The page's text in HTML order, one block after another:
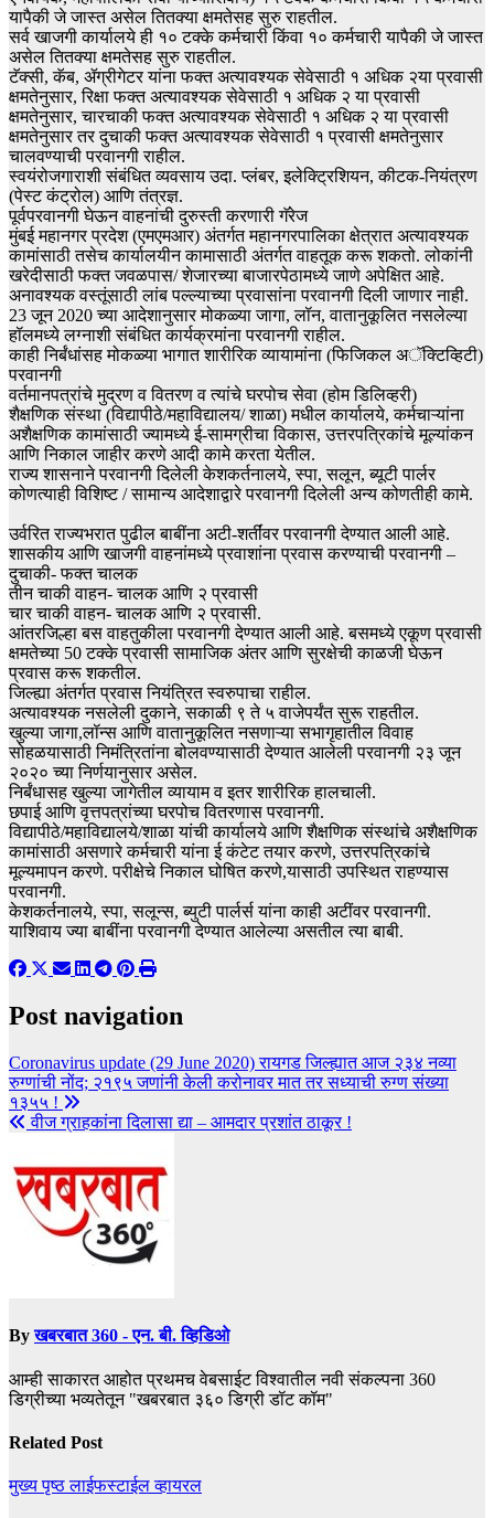
यापैकी जे जास्त असेल तितक्या क्षमतेसह सुरु राहतील.
सर्व खाजगी कार्यालये ही १० टक्के कर्मचारी किंवा १० कर्मचारी यापैकी जे जास्त
असेल तितक्या क्षमतेसह सुरु राहतील.
टॅक्सी, कॅब, ॲग्रीगेटर यांना फक्त अत्यावश्यक सेवेसाठी १ अधिक २या प्रवासी
क्षमतेनुसार, रिक्षा फक्त अत्यावश्यक सेवेसाठी १ अधिक २ या प्रवासी
क्षमतेनुसार, चारचाकी फक्त अत्यावश्यक सेवेसाठी १ अधिक २ या प्रवासी
क्षमतेनुसार तर दुचाकी फक्त अत्यावश्यक सेवेसाठी १ प्रवासी क्षमतेनुसार
चालवण्याची परवानगी राहील.
स्वयंरोजगाराशी संबंधित व्यवसाय उदा. प्लंबर, इलेक्ट्रिशियन, कीटक-नियंत्रण
(पेस्ट कंट्रोल) आणि तंत्रज्ञ.
पूर्वपरवानगी घेऊन वाहनांची दुरुस्ती करणारी गॅरेज
मुंबई महानगर प्रदेश (एमएमआर) अंतर्गत महानगरपालिका क्षेत्रात अत्यावश्यक
कामांसाठी तसेच कार्यालयीन कामासाठी अंतर्गत वाहतूक करू शकतो. लोकांनी
खरेदीसाठी फक्त जवळपास/ शेजारच्या बाजारपेठामध्ये जाणे अपेक्षित आहे.
अनावश्यक वस्तूंसाठी लांब पल्ल्याच्या प्रवासांना परवानगी दिली जाणार नाही.
23 जून 2020 च्या आदेशानुसार मोकळ्या जागा, लॉन, वातानुकूलित नसलेल्या
हॉलमध्ये लग्नाशी संबंधित कार्यक्रमांना परवानगी राहील.
काही निर्बंधांसह मोकळ्या भागात शारीरिक व्यायामांना (फिजिकल अॅक्टिव्हिटी)
परवानगी
वर्तमानपत्रांचे मुद्रण व वितरण व त्यांचे घरपोच सेवा (होम डिलिव्हरी)
शैक्षणिक संस्था (विद्यापीठे/महाविद्यालय/ शाळा) मधील कार्यालये, कर्मचाऱ्यांना
अशैक्षणिक कामांसाठी ज्यामध्ये ई-सामग्रीचा विकास, उत्तरपत्रिकांचे मूल्यांकन
आणि निकाल जाहीर करणे आदी कामे करता येतील.
राज्य शासनाने परवानगी दिलेली केशकर्तनालये, स्पा, सलून, ब्यूटी पार्लर
कोणत्याही विशिष्ट / सामान्य आदेशाद्वारे परवानगी दिलेली अन्य कोणतीही कामे.
उर्वरित राज्यभरात पुढील बाबींना अटी-शर्तींवर परवानगी देण्यात आली आहे.
शासकीय आणि खाजगी वाहनांमध्ये प्रवाशांना प्रवास करण्याची परवानगी –
दुचाकी- फक्त चालक
तीन चाकी वाहन- चालक आणि २ प्रवासी
चार चाकी वाहन- चालक आणि २ प्रवासी.
आंतरजिल्हा बस वाहतुकीला परवानगी देण्यात आली आहे. बसमध्ये एकूण प्रवासी
क्षमतेच्या 50 टक्के प्रवासी सामाजिक अंतर आणि सुरक्षेची काळजी घेऊन
प्रवास करू शकतील.
जिल्ह्या अंतर्गत प्रवास नियंत्रित स्वरुपाचा राहील.
अत्यावश्यक नसलेली दुकाने, सकाळी ९ ते ५ वाजेपर्यंत सुरू राहतील.
खुल्या जागा,लॉन्स आणि वातानुकूलित नसणाऱ्या सभागृहातील विवाह
सोहळयासाठी निमंत्रितांना बोलवण्यासाठी देण्यात आलेली परवानगी २३ जून
२०२० च्या निर्णयानुसार असेल.
निर्बंधासह खुल्या जागेतील व्यायाम व इतर शारीरिक हालचाली.
छपाई आणि वृत्तपत्रांच्या घरपोच वितरणास परवानगी.
विद्यापीठे/महाविद्यालये/शाळा यांची कार्यालये आणि शैक्षणिक संस्थांचे अशैक्षणिक
कामांसाठी असणारे कर्मचारी यांना ई कंटेट तयार करणे, उत्तरपत्रिकांचे
मूल्यमापन करणे. परीक्षेचे निकाल घोषित करणे,यासाठी उपस्थित राहण्यास
परवानगी.
केशकर्तनालये, स्पा, सलून्स, ब्युटी पार्लर्स यांना काही अटींवर परवानगी.
याशिवाय ज्या बाबींना परवानगी देण्यात आलेल्या असतील त्या बाबी.
Post navigation
Coronavirus update (29 June 2020) रायगड जिल्ह्यात आज २३४ नव्या
रुग्णांची नोंद; २१९५ जणांनी केली करोनावर मात तर सध्याची रुग्ण संख्या
१३५५ !
वीज ग्राहकांना दिलासा द्या – आमदार प्रशांत ठाकूर !
Byखबरबात 360 - एन. बी. व्हिडिओ
आम्ही साकारत आहोत प्रथमच वेबसाईट विश्वातील नवी संकल्पना 360
डिग्रीच्या भव्यतेतून "खबरबात ३६० डिग्री डॉट कॉम"
Related Post
मुख्य पृष्ठलाईफस्टाईलव्हायरल